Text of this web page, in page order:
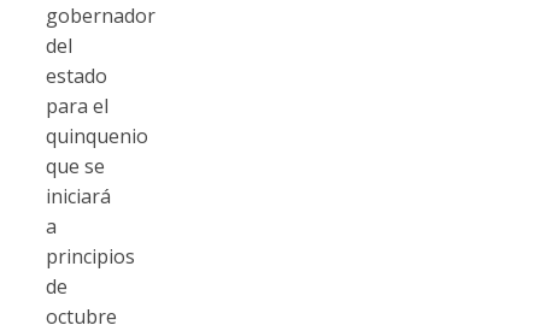
gobernador
del
estado
para el
quinquenio
que se
iniciará
a
principios
de
octubre